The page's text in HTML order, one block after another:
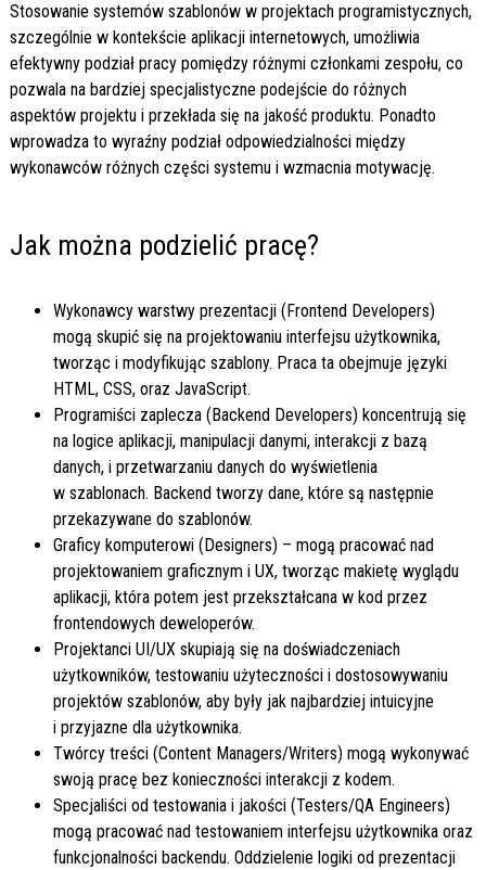
Stosowanie systemów szablonów w projektach programistycznych,
szczególnie w kontekście aplikacji internetowych, umożliwia
efektywny podział pracy pomiędzy różnymi członkami zespołu, co
pozwala na bardziej specjalistyczne podejście do różnych
aspektów projektu i przekłada się na jakość produktu. Ponadto
wprowadza to wyraźny podział odpowiedzialności między
wykonawców różnych części systemu i wzmacnia motywację.
Jak można podzielić pracę?
Wykonawcy warstwy prezentacji (Frontend Developers)
mogą skupić się na projektowaniu interfejsu użytkownika,
tworząc i modyfikując szablony. Praca ta obejmuje języki
HTML, CSS, oraz JavaScript.
Programiści zaplecza (Backend Developers) koncentrują się
na logice aplikacji, manipulacji danymi, interakcji z bazą
danych, i przetwarzaniu danych do wyświetlenia
w szablonach. Backend tworzy dane, które są następnie
przekazywane do szablonów.
Graficy komputerowi (Designers) – mogą pracować nad
projektowaniem graficznym i UX, tworząc makietę wyglądu
aplikacji, która potem jest przekształcana w kod przez
frontendowych deweloperów.
Projektanci UI/UX skupiają się na doświadczeniach
użytkowników, testowaniu użyteczności i dostosowywaniu
projektów szablonów, aby były jak najbardziej intuicyjne
i przyjazne dla użytkownika.
Twórcy treści (Content Managers/Writers) mogą wykonywać
swoją pracę bez konieczności interakcji z kodem.
Specjaliści od testowania i jakości (Testers/QA Engineers)
mogą pracować nad testowaniem interfejsu użytkownika oraz
funkcjonalności backendu. Oddzielenie logiki od prezentacji